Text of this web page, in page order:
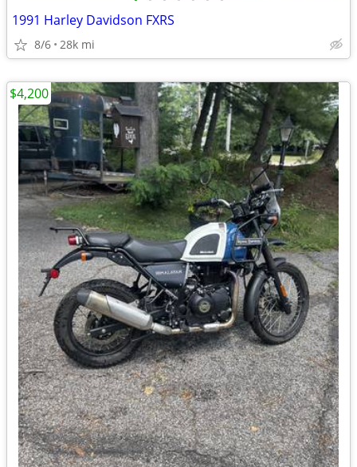
1991 Harley Davidson FXRS
8/6 28k mi
$4,200